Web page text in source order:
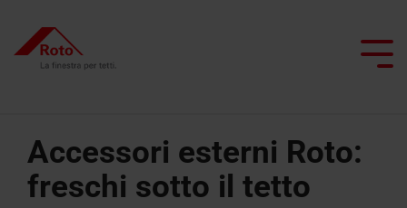
the
Panoramica Roto Smart Home
Finestre per tettiFinestre per aperture speciali
Scale Uscite tetto piano
Servizi Professionisti del tetto
Accessori esterni Roto:
freschi sotto il tetto